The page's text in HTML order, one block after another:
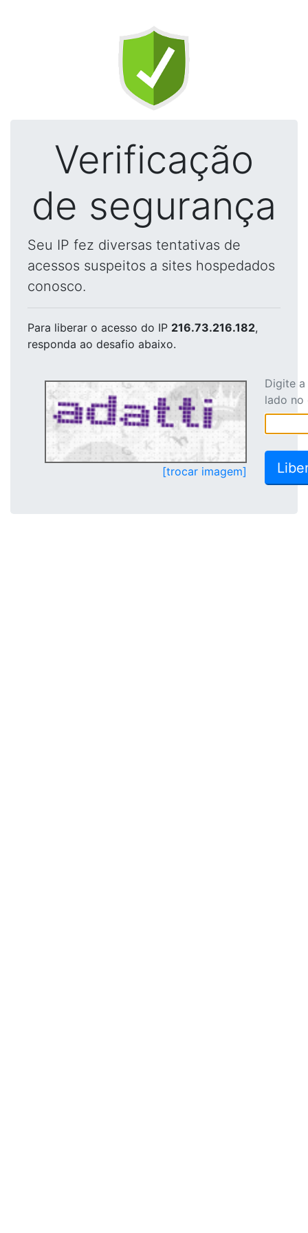
Verificação
de segurança
Seu IP fez diversas tentativas de
acessos suspeitos a sites hospedados
conosco.
Para liberar o acesso do IP 216.73.216.182,
responda ao desafio abaixo.
[trocar imagem]
Digite
lado no